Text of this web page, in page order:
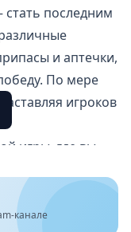
последним
и аптечки,
По мере
игроков
игры, где вы
Это делает
канале